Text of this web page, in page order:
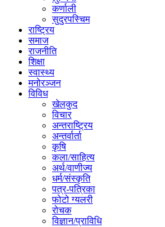
कर्णाली
सुदुरपस्चिम
राष्ट्रिय
समाज
राजनीति
शिक्षा
स्वास्थ्य
मनोरञ्जन
विविध
खेलकुद
विचार
अन्तराष्ट्रिय
अन्तर्वार्ता
कृषि
कला/साहित्य
अर्थ/वाणीज्य
धर्म/संस्कृति
पत्र-पत्रिका
फोटो ग्यलरी
रोचक
विज्ञान/प्राविधि